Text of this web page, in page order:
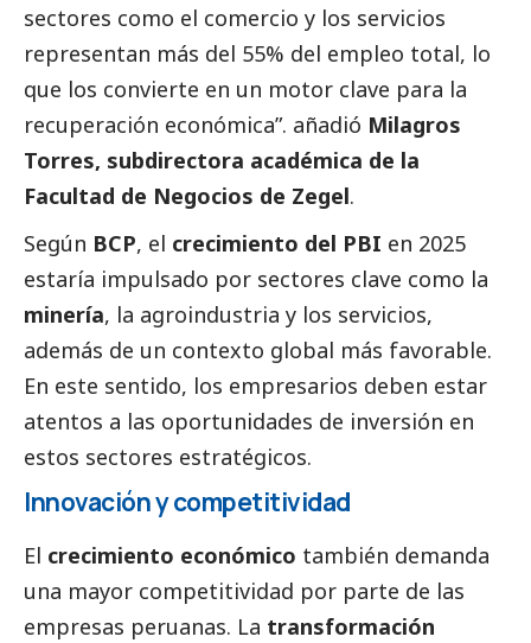
sectores como el comercio y los servicios
representan más del 55% del empleo total, lo
que los convierte en un motor clave para la
recuperación económica”. añadió Milagros
Torres, subdirectora académica de la
Facultad de Negocios de Zegel.
Según BCP, el crecimiento del PBI en 2025
estaría impulsado por sectores clave como la
minería, la agroindustria y los servicios,
además de un contexto global más favorable.
En este sentido, los empresarios deben estar
atentos a las oportunidades de inversión en
estos sectores estratégicos.
Innovación y competitividad
El crecimiento económico también demanda
una mayor competitividad por parte de las
empresas peruanas. La transformación